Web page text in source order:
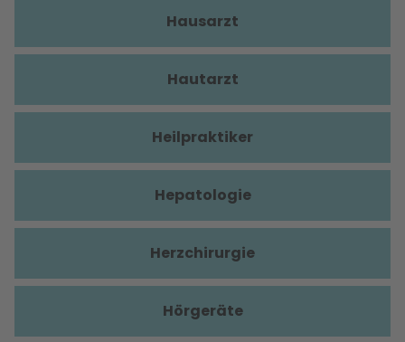
Hausarzt
Hautarzt
Heilpraktiker
Hepatologie
Herzchirurgie
Hörgeräte